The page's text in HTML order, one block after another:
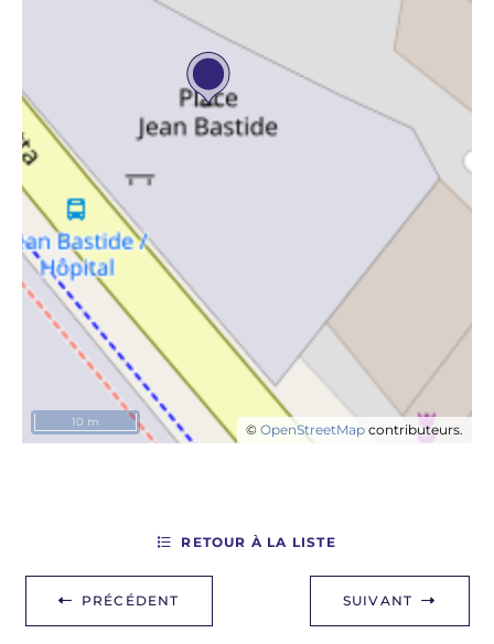
© OpenStreetMap contributeurs.
10 m
PRÉCÉDENT
RETOUR À LA LISTE
SUIVANT